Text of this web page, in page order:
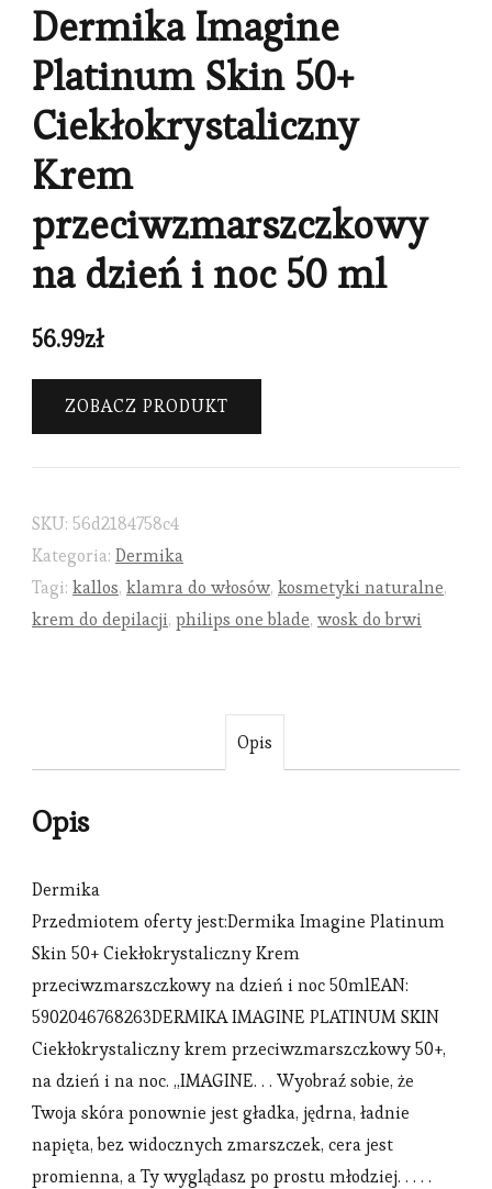
Dermika Imagine
Platinum Skin 50+
Ciekłokrystaliczny
Krem
przeciwzmarszczkowy
na dzień i noc 50 ml
56.99zł
ZOBACZ PRODUKT
SKU: 56d2184758c4
Kategoria: Dermika
Tagi: kallos, klamra do włosów, kosmetyki naturalne,
krem do depilacji, philips one blade, wosk do brwi
Opis
Opis
Dermika
Przedmiotem oferty jest:Dermika Imagine Platinum
Skin 50+ Ciekłokrystaliczny Krem
przeciwzmarszczkowy na dzień i noc 50mlEAN:
5902046768263DERMIKA IMAGINE PLATINUM SKIN
Ciekłokrystaliczny krem przeciwzmarszczkowy 50+,
na dzień i na noc. „IMAGINE. . . Wyobraź sobie, że
Twoja skóra ponownie jest gładka, jędrna, ładnie
napięta, bez widocznych zmarszczek, cera jest
promienna, a Ty wyglądasz po prostu młodziej. . . . .